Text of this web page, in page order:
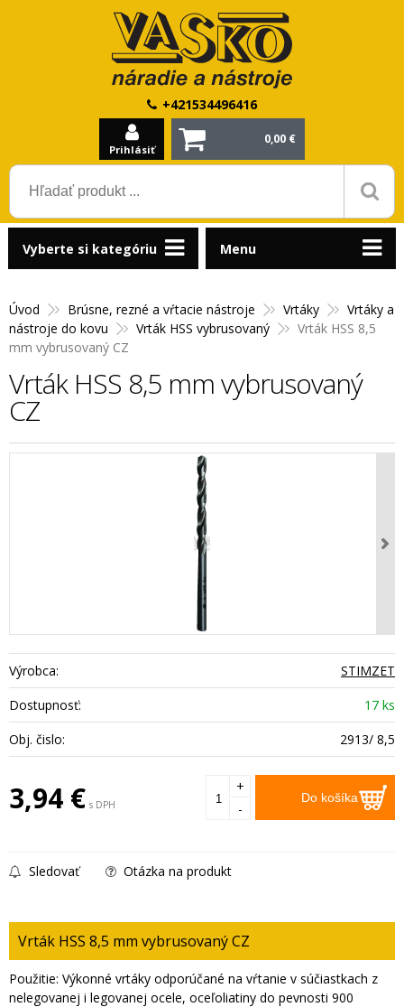
+421534496416
Prihlásiť
0,00 €
Úvod Brúsne, rezné a vŕtacie nástroje Vrtáky
Vrtáky a
nástroje do kovu
Vrták HSS vybrusovaný
Vrták HSS 8,5
mm vybrusovaný CZ
Vrták HSS 8,5 mm vybrusovaný
CZ
Výrobca:
STIMZET
Dostupnosť:
17 ks
Obj. čislo:
2913/ 8,5
3,94 € s DPH Do košíka
+
-
Sledovať Otázka na produkt
Vrták HSS 8,5 mm vybrusovaný CZ
Použitie: Výkonné vrtáky odporúčané na vŕtanie v súčiastkach z
nelegovanej i legovanej ocele, oceľoliatiny do pevnosti 900
Vyberte si kategóriu Menu